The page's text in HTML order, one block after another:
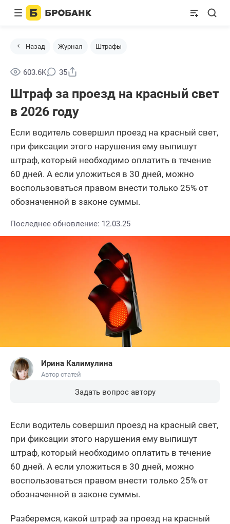
Назад Журнал Штрафы
603.6K 35
Штраф за проезд на красный свет
в 2026 году
Если водитель совершил проезд на красный свет,
при фиксации этого нарушения ему выпишут
штраф, который необходимо оплатить в течение
60 дней. А если уложиться в 30 дней, можно
воспользоваться правом внести только 25% от
обозначенной в законе суммы.
Последнее обновление: 12.03.25
Ирина Калимулина
Автор статей
Задать вопрос автору
Если водитель совершил проезд на красный свет,
при фиксации этого нарушения ему выпишут
штраф, который необходимо оплатить в течение
60 дней. А если уложиться в 30 дней, можно
воспользоваться правом внести только 25% от
обозначенной в законе суммы.
Разберемся, какой штраф за проезд на красный